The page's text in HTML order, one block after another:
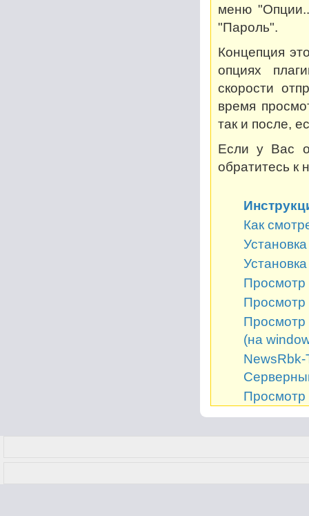
меню
"Пароль".
Концепция
опциях
скорости
время
так и после,
Если у Вас
обратитесь к
Как
Просмотр
Просмотр
Просмотр
(на
Просмотр